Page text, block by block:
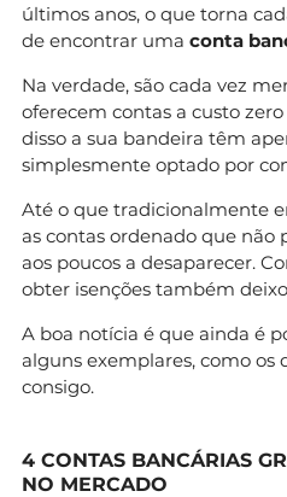
últimos anos, o que torna
de encontrar uma conta
Na verdade, são cada vez
oferecem contas a custo
disso a sua bandeira têm
simplesmente optado por
Até o que tradicionalmente
as contas ordenado que não
aos poucos a desaparecer.
obter isenções também
A boa notícia é que ainda é
alguns exemplares, como os
consigo.
4 CONTAS BANCÁRIAS
NO MERCADO